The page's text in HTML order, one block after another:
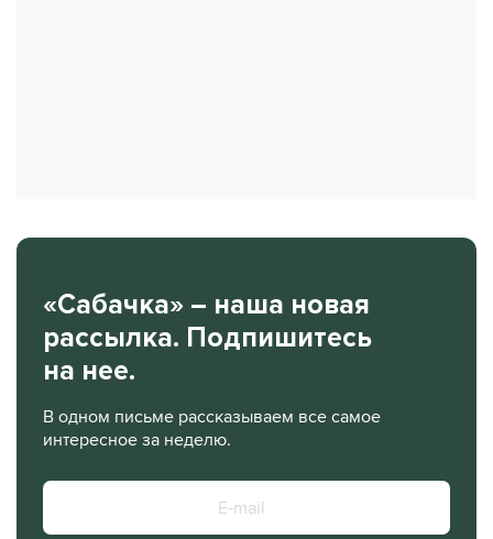
«Сабачка» – наша новая
рассылка. Подпишитесь
на нее.
В одном письме рассказываем все самое
интересное за неделю.